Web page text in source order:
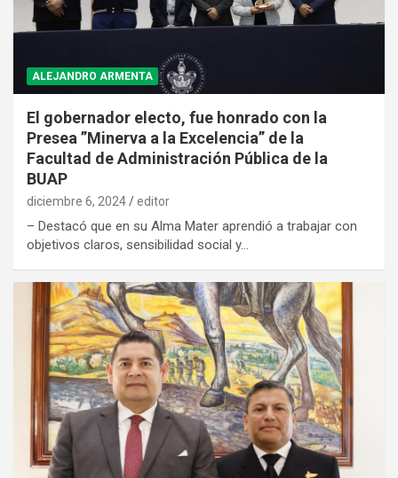
ALEJANDRO ARMENTA
El gobernador electo, fue honrado con la
Presea ”Minerva a la Excelencia” de la
Facultad de Administración Pública de la
BUAP
diciembre 6, 2024 editor
– Destacó que en su Alma Mater aprendió a trabajar con
objetivos claros, sensibilidad social y…